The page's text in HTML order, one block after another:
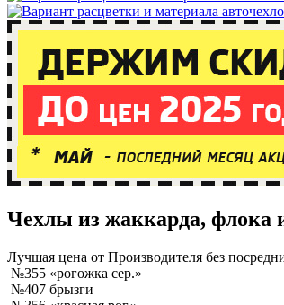
Чехлы из жаккарда, флока
Лучшая цена от Производителя без
№355 «рогожка сер.»
№407 брызги